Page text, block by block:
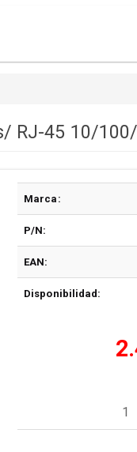
RJ-45 10/
Marca:
P/N:
EAN:
Disponibilidad: